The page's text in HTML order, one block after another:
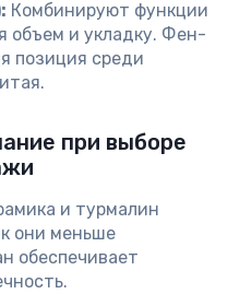
Комбинируют функции
объем и укладку. Фен-
позиция среди
при выборе
и турмалин
они меньше
обеспечивает